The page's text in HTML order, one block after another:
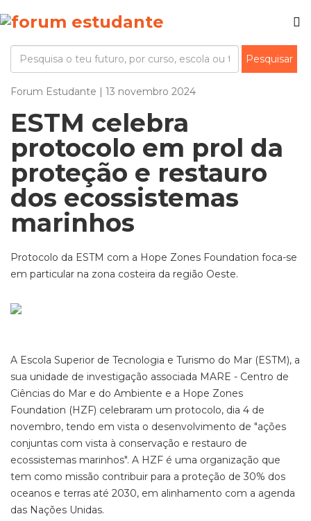
Forum Estudante | 13 novembro 2024
ESTM celebra
protocolo em prol da
proteção e restauro
dos ecossistemas
marinhos
Protocolo da ESTM com a Hope Zones Foundation foca-se
em particular na zona costeira da região Oeste.
A Escola Superior de Tecnologia e Turismo do Mar (ESTM), a
sua unidade de investigação associada MARE - Centro de
Ciências do Mar e do Ambiente e a Hope Zones
Foundation (HZF) celebraram um protocolo, dia 4 de
novembro, tendo em vista o desenvolvimento de "ações
conjuntas com vista à conservação e restauro de
ecossistemas marinhos". A HZF é uma organização que
tem como missão contribuir para a proteção de 30% dos
oceanos e terras até 2030, em alinhamento com a agenda
das Nações Unidas.